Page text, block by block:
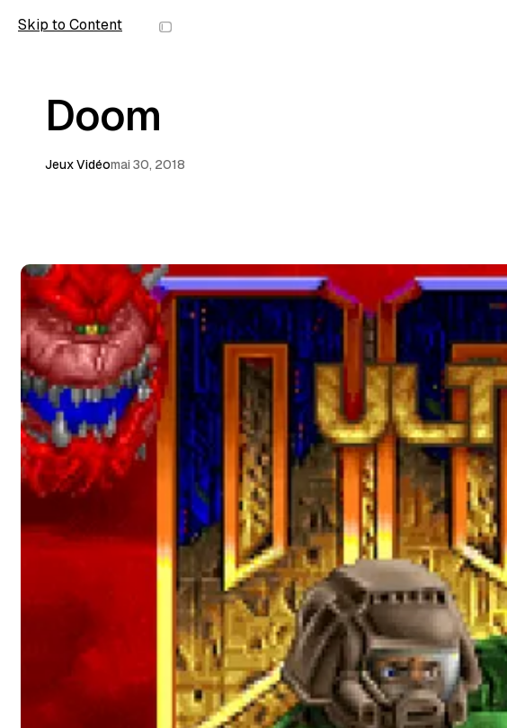
Skip to Content
wolfmic
Doom
Jeux Vidéomai 30, 2018